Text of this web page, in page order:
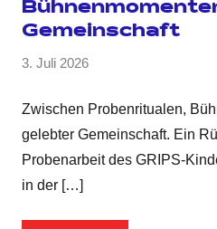
Gemeinschaft
3. Juli 2026
Zwischen Probenritualen,
gelebter Gemeinschaft. Ein
Probenarbeit des GRIPS-
in der […]